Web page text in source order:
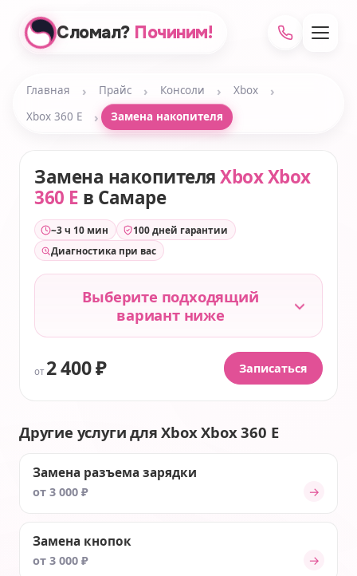
Сломал? Починим!
Главная › Прайс › Консоли › Xbox ›
Xbox 360 E › Замена накопителя
Замена накопителяXbox Xbox
360 E в Самаре
~3 ч 10 мин
100 дней гарантии
Диагностика при вас
Выберите подходящий
вариант ниже
от 2 400 ₽ Записаться
Другие услуги для Xbox Xbox 360 E
Замена разъема зарядки
от 3 000 ₽ →
Замена кнопок
от 3 000 ₽ →